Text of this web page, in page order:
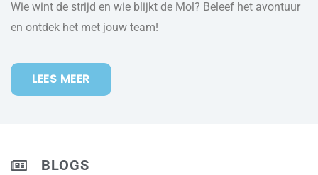
Wie wint de strijd en wie blijkt de Mol? Beleef het avontuur
en ontdek het met jouw team!
LEES MEER
BLOGS